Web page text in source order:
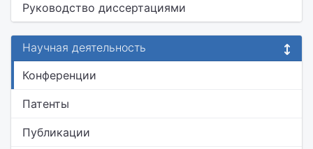
Руководство диссертациями
Научная деятельность
Конференции
Патенты
Публикации